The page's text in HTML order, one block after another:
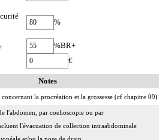
%
%BR+
€
Notes
la procréation et la grossesse (cf chapitre 09)
l'abdomen, par coelioscopie ou par
l'évacuation de collection intraabdominale